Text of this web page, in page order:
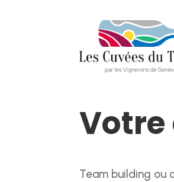
Team building ou